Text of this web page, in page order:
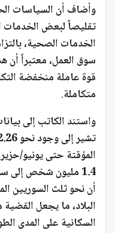
وأضاف أن السياسات
تقليصاً لبعض الخدمات
الخدمات الصحية،
سوق العمل، معتبراً أن
قوة عاملة منخفضة
متكاملة.
واستند الكاتب إلى
أن نحو ثلث السوريين
البلاد، ما يجعل
السكانية على المدى